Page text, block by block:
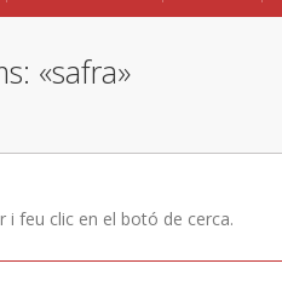
«safra»
i feu clic en el botó de cerca.